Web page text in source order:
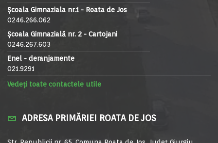
Școala Gimnaziala nr.1 - Roata de Jos
0246.266.062
Școala Gimnazială nr. 2 - Cartojani
0246.267.603
Enel - deranjamente
021.9291
Vedeți toate contactele utile
ADRESA PRIMĂRIEI ROATA DE JOS